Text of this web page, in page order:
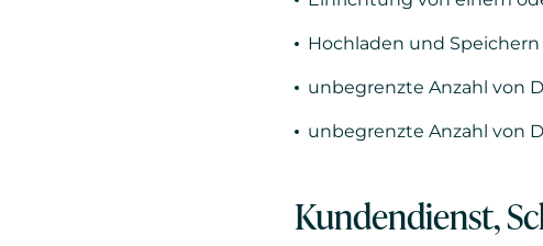
Hochladen und
unbegrenzte Anzahl von
unbegrenzte Anzahl von
Kundendienst,